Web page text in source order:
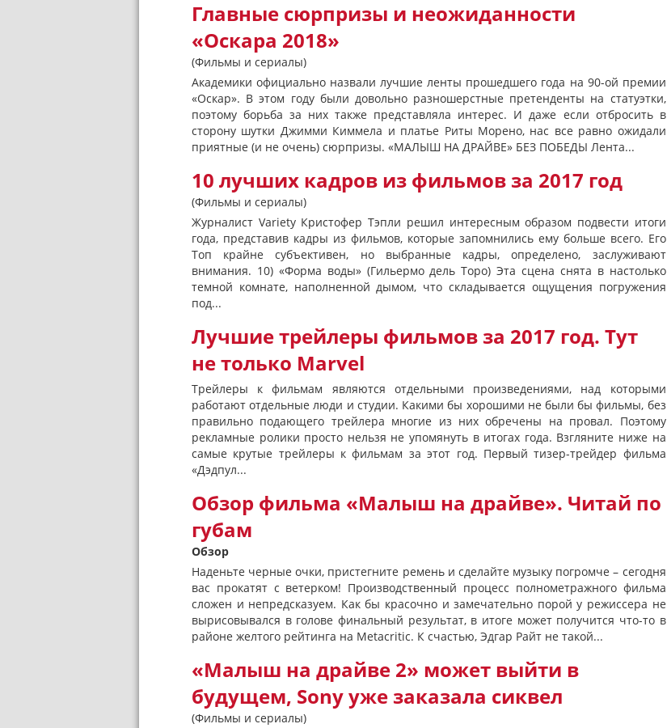
Главные сюрпризы и неожиданности
«Оскара 2018»
(Фильмы и сериалы)
Академики официально назвали лучшие ленты прошедшего года на 90-ой премии
«Оскар». В этом году были довольно разношерстные претенденты на статуэтки,
поэтому борьба за них также представляла интерес. И даже если отбросить в
сторону шутки Джимми Киммела и платье Риты Морено, нас все равно ожидали
приятные (и не очень) сюрпризы. «МАЛЫШ НА ДРАЙВЕ» БЕЗ ПОБЕДЫ Лента...
10 лучших кадров из фильмов за 2017 год
(Фильмы и сериалы)
Журналист Variety Кристофер Тэпли решил интересным образом подвести итоги
года, представив кадры из фильмов, которые запомнились ему больше всего. Его
Топ крайне субъективен, но выбранные кадры, определено, заслуживают
внимания. 10) «Форма воды» (Гильермо дель Торо) Эта сцена снята в настолько
темной комнате, наполненной дымом, что складывается ощущения погружения
под...
Лучшие трейлеры фильмов за 2017 год. Тут
не только Marvel
Трейлеры к фильмам являются отдельными произведениями, над которыми
работают отдельные люди и студии. Какими бы хорошими не были бы фильмы, без
правильно подающего трейлера многие из них обречены на провал. Поэтому
рекламные ролики просто нельзя не упомянуть в итогах года. Взгляните ниже на
самые крутые трейлеры к фильмам за этот год. Первый тизер-трейдер фильма
«Дэдпул...
Обзор фильма «Малыш на драйве». Читай по
губам
Обзор
Наденьте черные очки, пристегните ремень и сделайте музыку погромче – сегодня
вас прокатят с ветерком! Производственный процесс полнометражного фильма
сложен и непредсказуем. Как бы красочно и замечательно порой у режиссера не
вырисовывался в голове финальный результат, в итоге может получится что-то в
районе желтого рейтинга на Metacritic. К счастью, Эдгар Райт не такой...
«Малыш на драйве 2» может выйти в
будущем, Sony уже заказала сиквел
(Фильмы и сериалы)